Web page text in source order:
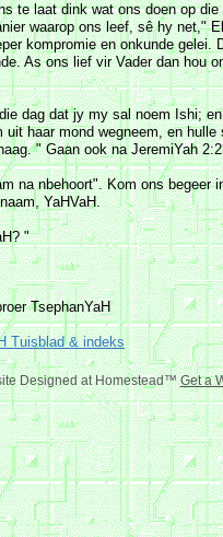
te laat dink wat ons doen op
waarop ons leef, sê hy net,"
kompromie en onkunde gelei.
As ons lief vir Vader dan hou
dag dat jy my sal noem Ishi;
haar mond wegneem, en hulle
" Gaan ook na JeremiYah
na nbehoort". Kom ons begeer
YaHVaH.
"
TsephanYaH
Tuisblad & indeks
Designedat Homestead™Get a